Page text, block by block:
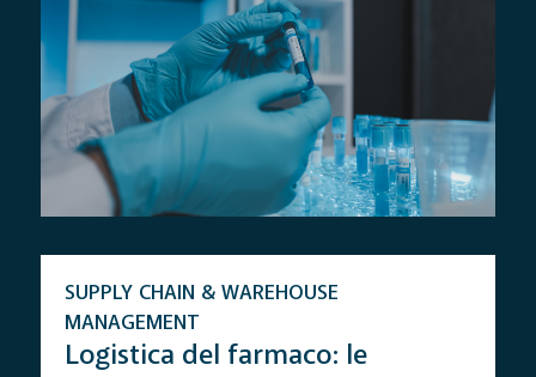
Logistica del farmaco: le
SUPPLY CHAIN & WAREHOUSE
MANAGEMENT